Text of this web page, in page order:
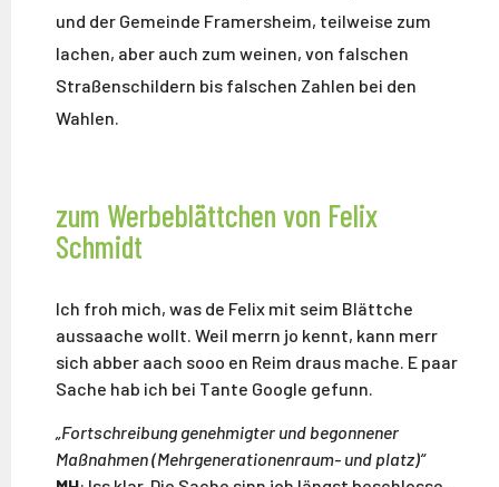
und der Gemeinde Framersheim, teilweise zum
lachen, aber auch zum weinen, von falschen
Straßenschildern bis falschen Zahlen bei den
Wahlen.
zum Werbeblättchen von Felix
Schmidt
Ich froh mich, was de Felix mit seim Blättche
aussaache wollt. Weil merrn jo kennt, kann merr
sich abber aach sooo en Reim draus mache. E paar
Sache hab ich bei Tante Google gefunn.
„Fortschreibung genehmigter und begonnener
Maßnahmen (Mehrgenerationenraum- und platz)“